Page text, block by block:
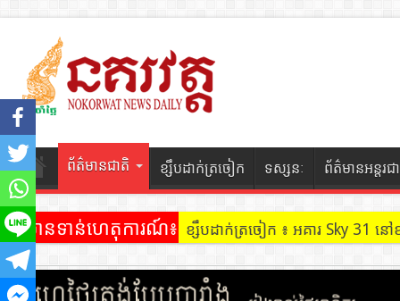
ព័ត៌មានជាតិ ខ្សឹបដាក់ត្រចៀក ទស្សនៈ ព័ត៌មានអន្តរជ
ព័ត៌មានទាន់ហេតុការណ៍៖ ខ្សឹបដាក់ត្រចៀក ៖ អគារ Sky 31